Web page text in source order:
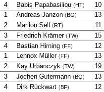
4
Babis Papabasiliou (HT) 10
1 Andreas Janzon (BG)
13
2
Marilon Sell (RT)
11
3
Friedrich Krämer (TW)
15
4
Bastian Hirning (FF) 12
1 Lennox Müller (FF)
13
2
Kay Urbanczyk (TW)
19
3
Jochen Gutermann (BG)
13
4
Dirk Rückwart (BF) 12